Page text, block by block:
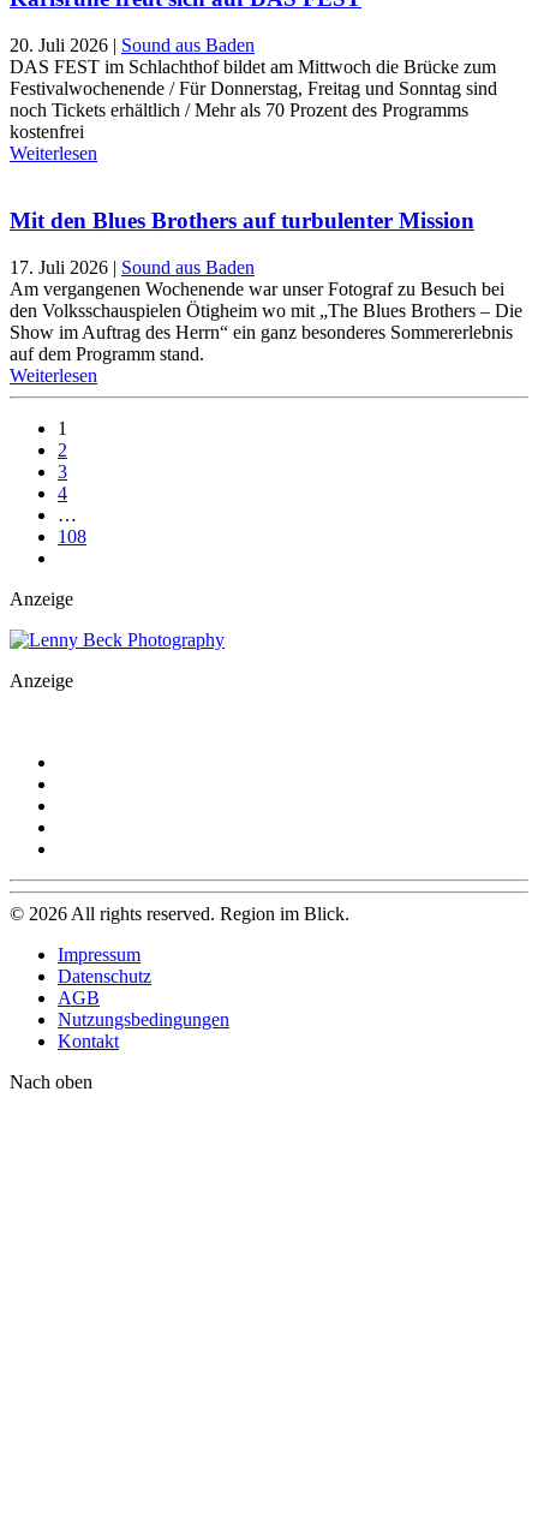
20. Juli 2026 | Sound aus Baden
DAS FEST im Schlachthof bildet am Mittwoch die Brücke zum
Festivalwochenende / Für Donnerstag, Freitag und Sonntag sind
noch Tickets erhältlich / Mehr als 70 Prozent des Programms
kostenfrei
Weiterlesen
Mit den Blues Brothers auf turbulenter Mission
17. Juli 2026 | Sound aus Baden
Am vergangenen Wochenende war unser Fotograf zu Besuch bei
den Volksschauspielen Ötigheim wo mit „The Blues Brothers – Die
Show im Auftrag des Herrn“ ein ganz besonderes Sommererlebnis
auf dem Programm stand.
Weiterlesen
1
2
3
4
…
108
Anzeige
Anzeige
© 2026 All rights reserved. Region im Blick.
Impressum
Datenschutz
AGB
Nutzungsbedingungen
Kontakt
Nach oben